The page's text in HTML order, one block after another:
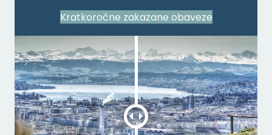
Kratkoročne zakazane obaveze